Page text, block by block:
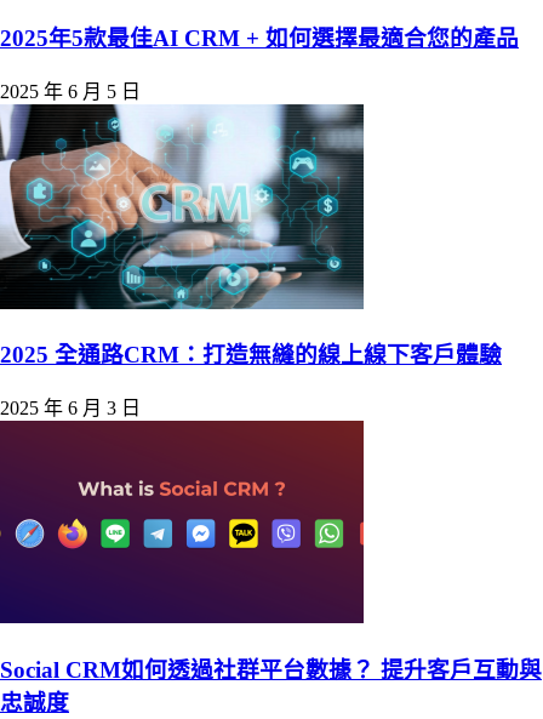
2025年5款最佳AI CRM + 如何選擇最適合您的產品
2025 年 6 月 5 日
2025 全通路CRM：打造無縫的線上線下客戶體驗
2025 年 6 月 3 日
Social CRM如何透過社群平台數據？ 提升客戶互動與
忠誠度